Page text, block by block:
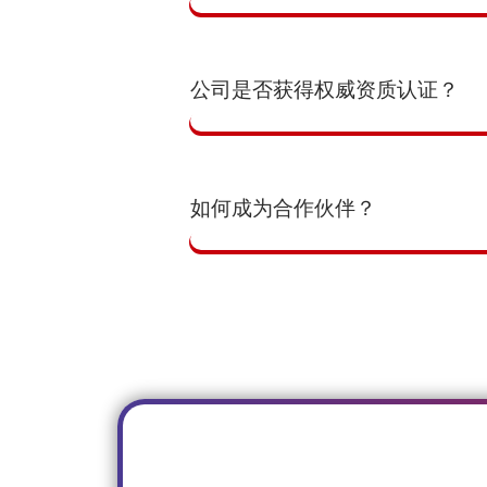
公司是否获得权威资质认证？
如何成为合作伙伴？